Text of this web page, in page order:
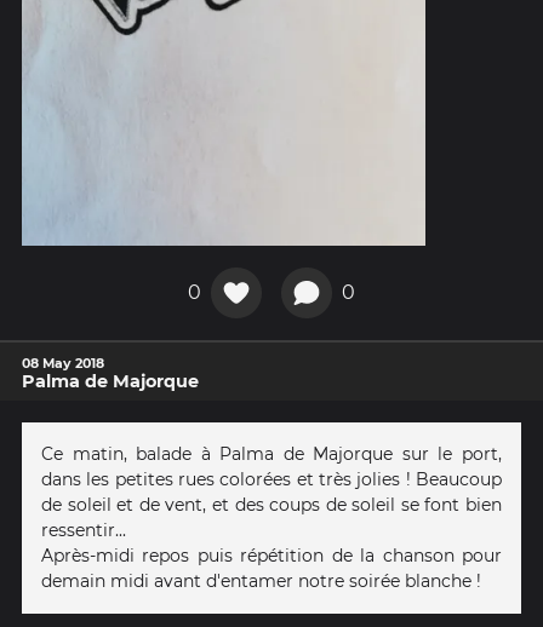
0 0
08 May 2018
Palma de Majorque
Ce matin, balade à Palma de Majorque sur le port,
dans les petites rues colorées et très jolies ! Beaucoup
de soleil et de vent, et des coups de soleil se font bien
ressentir...
Après-midi repos puis répétition de la chanson pour
demain midi avant d'entamer notre soirée blanche !